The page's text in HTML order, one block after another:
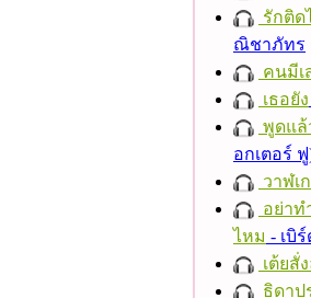
รักติด
ณิชาภัทร
คนมีเ
เธอยัง
พูดแล้
อกเตอร์
วาฬเ
อย่าท
ไหม - เบิ
เต้ยสั่
ธิดาป